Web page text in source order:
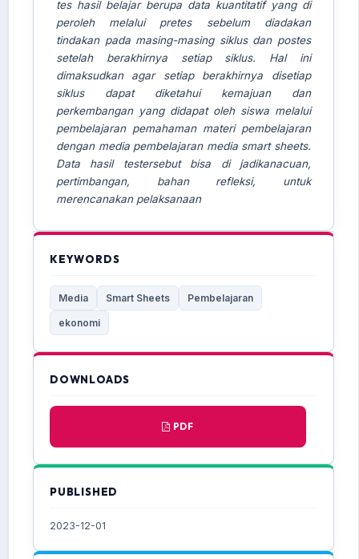
tes hasil belajar berupa data kuantitatif yang di
peroleh melalui pretes sebelum diadakan
tindakan pada masing-masing siklus dan postes
setelah berakhirnya setiap siklus. Hal ini
dimaksudkan agar setiap berakhirnya disetiap
siklus dapat diketahui kemajuan dan
perkembangan yang didapat oleh siswa melalui
pembelajaran pemahaman materi pembelajaran
dengan media pembelajaran media smart sheets.
Data hasil testersebut bisa di jadikanacuan,
pertimbangan, bahan refleksi, untuk
merencanakan pelaksanaan
KEYWORDS
Media Smart Sheets Pembelajaran
ekonomi
DOWNLOADS
PDF
PUBLISHED
2023-12-01